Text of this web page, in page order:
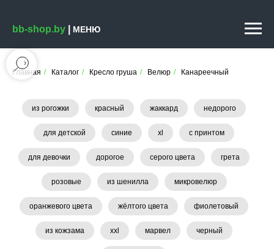
bb-shop.by МЕНЮ
Главная / Каталог / Кресло груша / Велюр / Канареечный
из рогожки красный жаккард недорого
для детской синие xl с принтом
для девочки дорогое серого цвета грета
розовые из шенилла микровелюр
оранжевого цвета жёлтого цвета фиолетовый
из кожзама xxl марвел черный